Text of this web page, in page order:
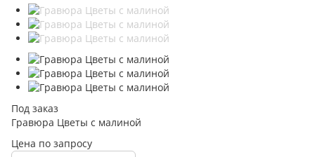
Под заказ
Гравюра Цветы с малиной
Цена по запросу